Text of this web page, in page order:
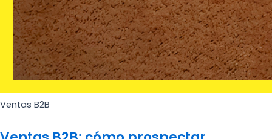
Ventas B2B